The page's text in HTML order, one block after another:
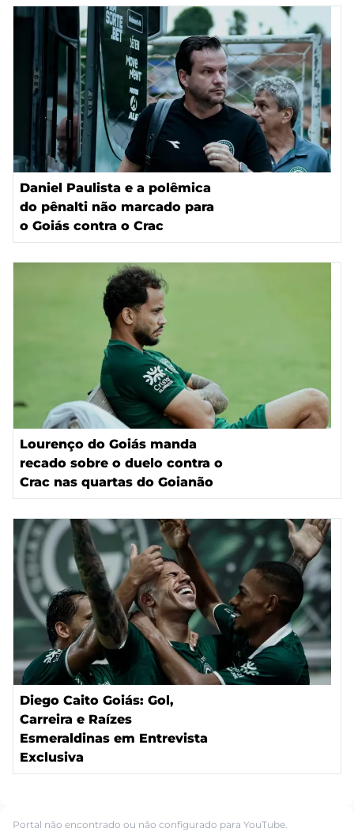
Daniel Paulista e a polêmica
do pênalti não marcado para
o Goiás contra o Crac
Lourenço do Goiás manda
recado sobre o duelo contra o
Crac nas quartas do Goianão
Diego Caito Goiás: Gol,
Carreira e Raízes
Esmeraldinas em Entrevista
Exclusiva
Portal não encontrado ou não configurado para YouTube.